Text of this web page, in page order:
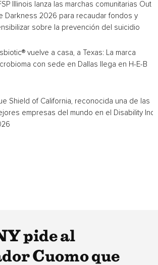
Illinois lanza las marchas comunitarias Out
Darkness 2026 para recaudar fondos y
sobre la prevención del suicidio
vuelve a casa, a Texas: La marca
con sede en Dallas llega en H-E-B
Shield of California, reconocida una de las
empresas del mundo en el Disability
pide al
Cuomo que